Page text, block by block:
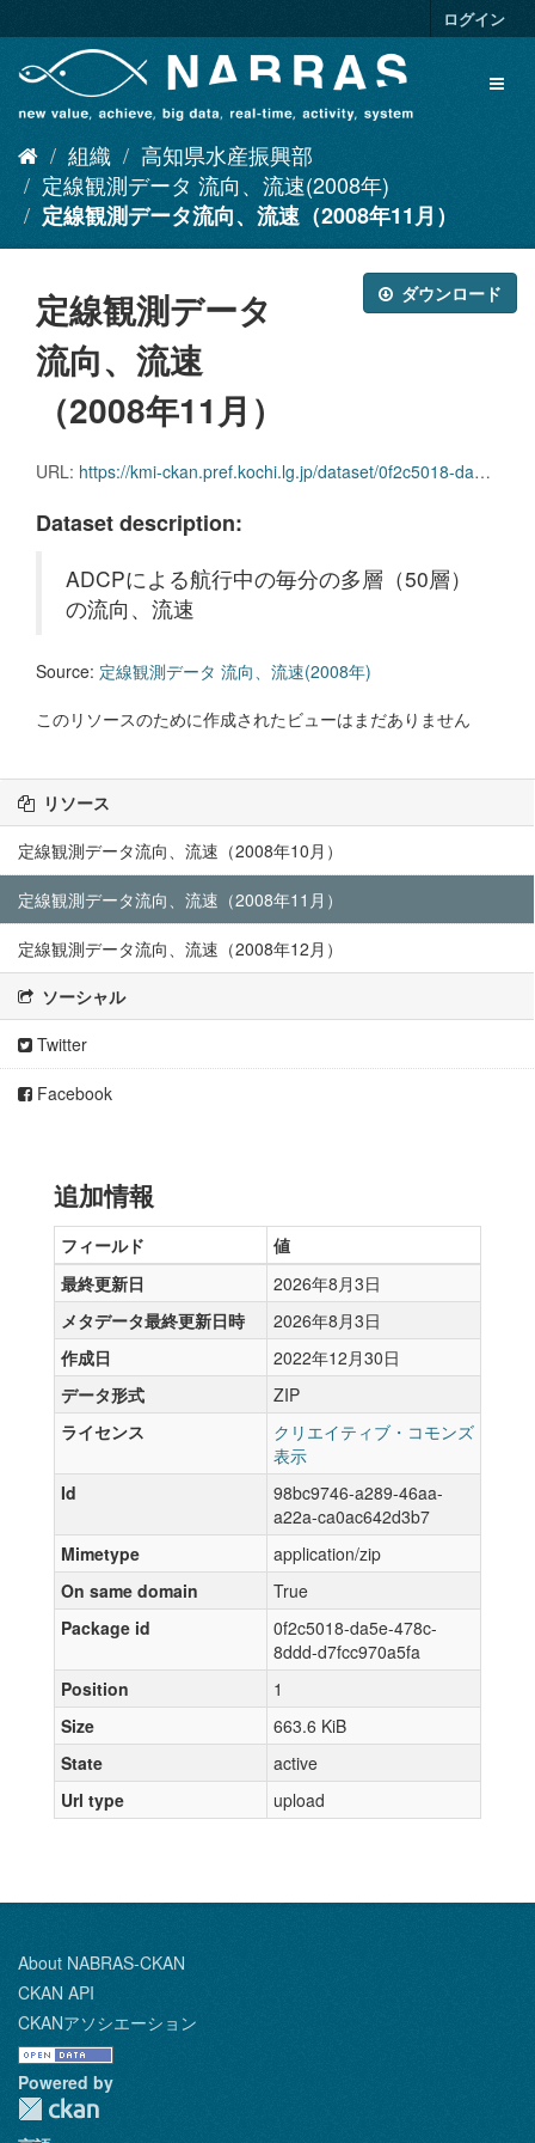
キ
ログイン
組織
高知県水産振興部
定線観測データ 流向、流速(2008年)
定線観測データ流向、流速（2008年11月）
ダウンロード
定線観測データ
流向、流速
（2008年11月）
URL: https://kmi-ckan.pref.kochi.lg.jp/dataset/0f2c5018-da5e-478c-8ddd-d7fcc970a5fa/resource/98bc9746-a289-46aa-a22a-ca0ac642d3b7/download/teisenkansokudataryuukou_ryuusoku2008-11.zip
Dataset description:
ADCPによる航行中の毎分の多層（50層）
の流向、流速
Source: 定線観測データ 流向、流速(2008年)
このリソースのために作成されたビューはまだありません
リソース
定線観測データ流向、流速（2008年10月）
定線観測データ流向、流速（2008年11月）
定線観測データ流向、流速（2008年12月）
ソーシャル
Twitter
Facebook
追加情報
フィールド
値
最終更新日
2026年8月3日
メタデータ最終更新日時
2026年8月3日
作成日
2022年12月30日
データ形式
ZIP
ライセンス
クリエイティブ・コモンズ
表示
Id
98bc9746-a289-46aa-
a22a-ca0ac642d3b7
Mimetype
application/zip
On same domain
True
Package id
0f2c5018-da5e-478c-
8ddd-d7fcc970a5fa
Position
1
Size
663.6 KiB
State
active
Url type
upload
About NABRAS-CKAN
CKAN API
CKANアソシエーション
Powered by